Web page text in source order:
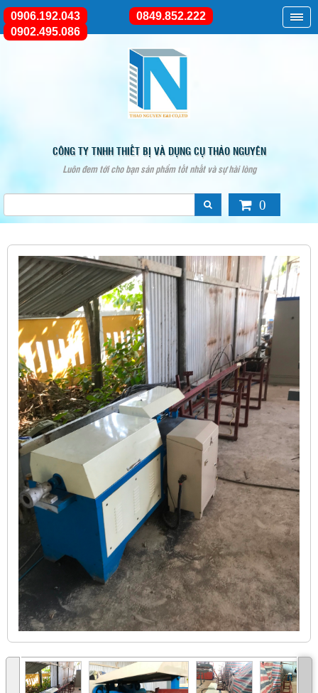
CÔNG TY TNHH THIẾT BỊ VÀ DỤNG CỤ THẢO NGUYÊN
Luôn đem tới cho bạn sản phẩm tốt nhất và sự hài lòng
0906.192.043
0849.852.222
0902.495.086
0